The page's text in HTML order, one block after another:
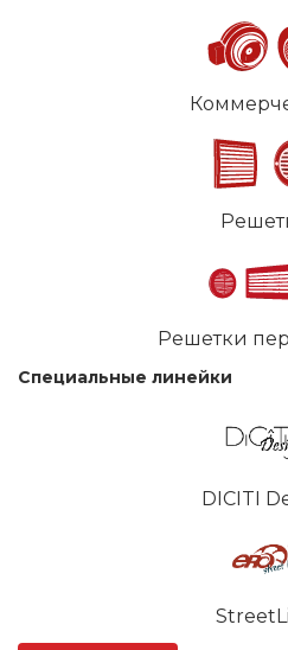
Решетки
Специальные линейки
DICITI